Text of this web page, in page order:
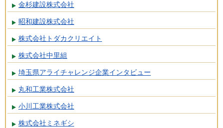
金杉建設株式会社
昭和建設株式会社
株式会社トダカクリエイト
株式会社中里組
埼玉県アライチャレンジ企業インタビュー
丸和工業株式会社
小川工業株式会社
株式会社ミネギシ